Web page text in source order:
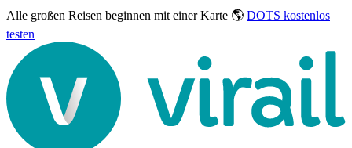
Alle großen Reisen beginnen mit einer Karte 🌎 DOTS kostenlos
testen